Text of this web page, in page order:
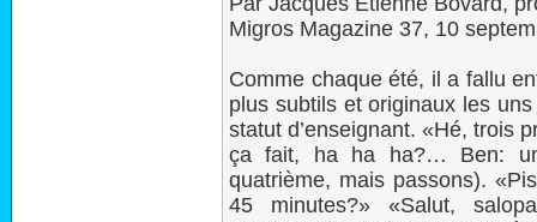
Migros Magazine 37, 10
Comme chaque été, il a fallu
plus subtils et originaux les
statut d’enseignant. «Hé, trois
ça fait, ha ha ha?… Ben:
quatrième, mais passons).
45 minutes?» «Salut,